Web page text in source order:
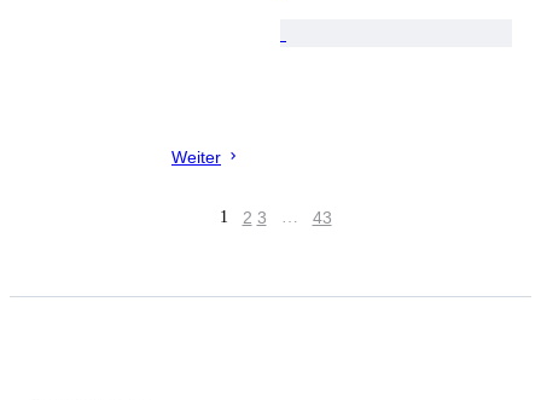
Weiter
1 2 3 … 43